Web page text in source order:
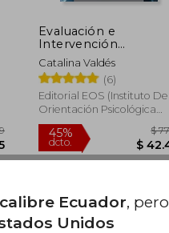
Evaluación e
Intervención
Logopédica en
Motricidad Orofacial y
Áreas Afines
Catalina Valdés
(6)
Editorial EOS (Instituto De
Orientación Psicológica
Asociados), 2019, Tapa
Blanda, Nuevo
Ecuador, pero
Unidos